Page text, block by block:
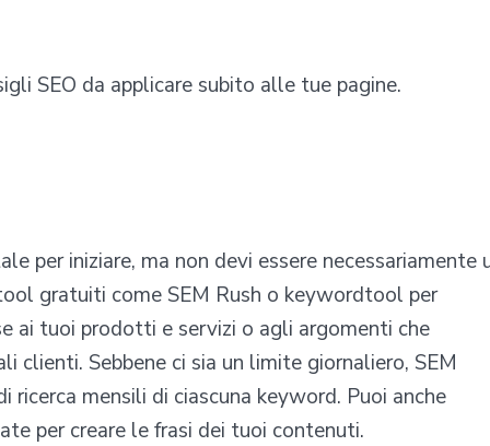
SEO da applicare subito alle tue pagine.
per iniziare, ma non devi essere necessariamente
gratuiti come SEM Rush o keywordtool per
ai tuoi prodotti e servizi o agli argomenti che
clienti. Sebbene ci sia un limite giornaliero, SEM
mensili di ciascuna keyword. Puoi anche
per creare le frasi dei tuoi contenuti.